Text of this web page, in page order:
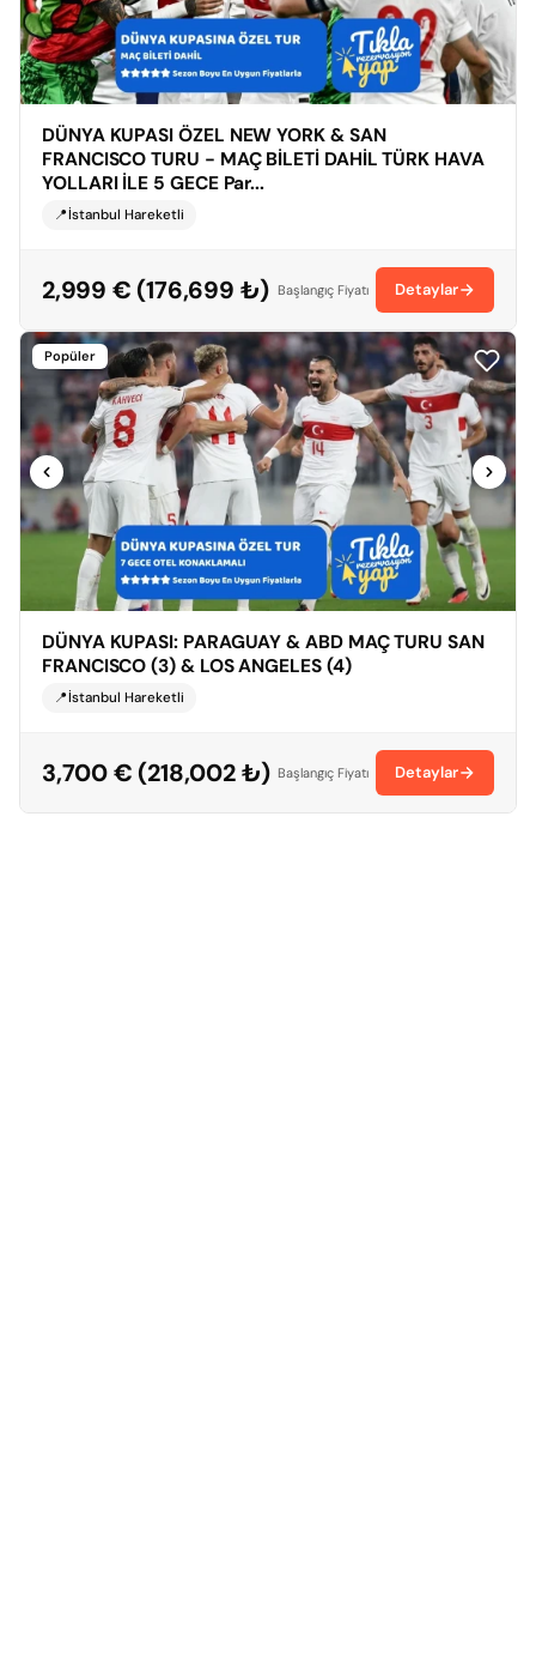
DÜNYA KUPASI ÖZEL NEW YORK & SAN
FRANCISCO TURU - MAÇ BİLETİ DAHİL TÜRK HAVA
YOLLARI İLE 5 GECE Par...
📍İstanbul Hareketli
2,999 € (176,699 ₺) Başlangıç Fiyatı Detaylar
Popüler
DÜNYA KUPASI: PARAGUAY & ABD MAÇ TURU SAN
FRANCISCO (3) & LOS ANGELES (4)
📍İstanbul Hareketli
3,700 € (218,002 ₺) Başlangıç Fiyatı Detaylar